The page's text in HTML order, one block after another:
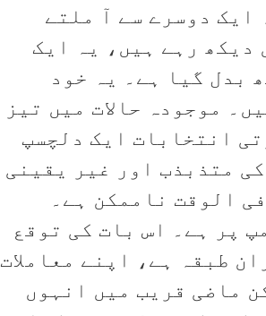
ایک دوسرے سے آ ملتے
دیکھ رہے ہیں، یہ ایک
بدل گیا ہے۔ یہ خود
موجودہ حالات میں تیز
انتخابات ایک دلچسپ
متذبذب اور غیر یقینی
الوقت ناممکن ہے۔
پر ہے۔ اس بات کی توقع
طبقہ ہے، اپنے معاملات
ماضی قریب میں انہوں